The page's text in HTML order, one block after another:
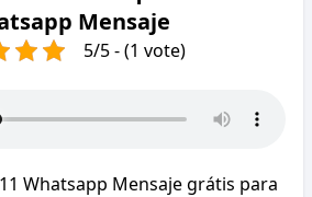
Mensaje
5/5 - (1 vote)
Whatsapp Mensaje grátis para